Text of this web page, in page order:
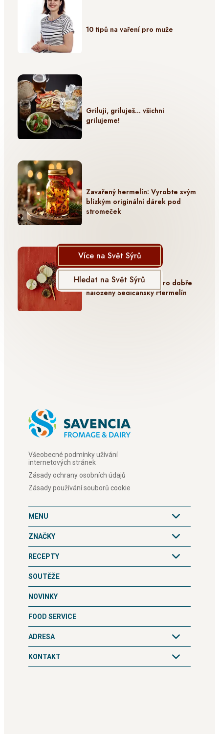
10 tipů na vaření pro muže
Griluji, griluješ… všichni
grilujeme!
Zavařený hermelín: Vyrobte svým
blízkým originální dárek pod
stromeček
Základní ingredience pro dobře
naložený Sedlčanský Hermelín
Více na Svět Sýrů
Hledat na Svět Sýrů
Všeobecné podmínky užívání
internetových stránek
Zásady ochrany osobních údajů
Zásady používání souborů cookie
MENU
ZNAČKY
RECEPTY
SOUTĚŽE
NOVINKY
FOOD SERVICE
ADRESA
KONTAKT